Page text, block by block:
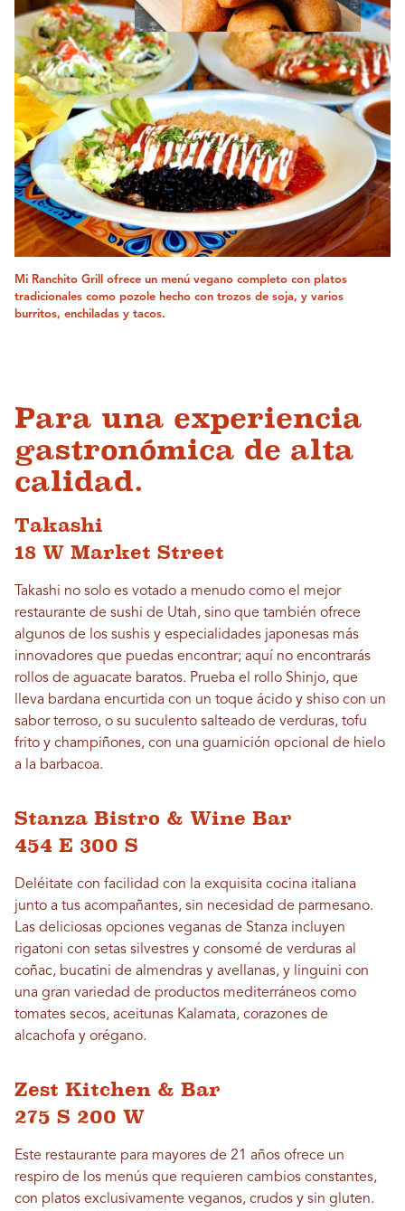
Mi Ranchito Grill ofrece un menú vegano completo con platos
tradicionales como pozole hecho con trozos de soja, y varios
burritos, enchiladas y tacos.
Para una experiencia
gastronómica de alta
calidad.
Takashi
18 W Market Street
Takashi no solo es votado a menudo como el mejor
restaurante de sushi de Utah, sino que también ofrece
algunos de los sushis y especialidades japonesas más
innovadores que puedas encontrar; aquí no encontrarás
rollos de aguacate baratos. Prueba el rollo Shinjo, que
lleva bardana encurtida con un toque ácido y shiso con un
sabor terroso, o su suculento salteado de verduras, tofu
frito y champiñones, con una guarnición opcional de hielo
a la barbacoa.
Stanza Bistro & Wine Bar
454 E 300 S
Deléitate con facilidad con la exquisita cocina italiana
junto a tus acompañantes, sin necesidad de parmesano.
Las deliciosas opciones veganas de Stanza incluyen
rigatoni con setas silvestres y consomé de verduras al
coñac, bucatini de almendras y avellanas, y linguini con
una gran variedad de productos mediterráneos como
tomates secos, aceitunas Kalamata, corazones de
alcachofa y orégano.
Zest Kitchen & Bar
275 S 200 W
Este restaurante para mayores de 21 años ofrece un
respiro de los menús que requieren cambios constantes,
con platos exclusivamente veganos, crudos y sin gluten.